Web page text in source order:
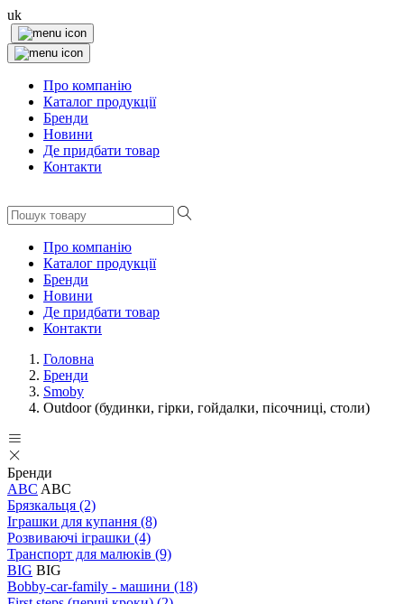
uk
Про компанію
Каталог продукції
Бренди
Новини
Де придбати товар
Контакти
Про компанію
Каталог продукції
Бренди
Новини
Де придбати товар
Контакти
Головна
Бренди
Smoby
Outdoor (будинки, гірки, гойдалки, пісочниці, столи)
Бренди
ABC ABC
Брязкальця (2)
Іграшки для купання (8)
Розвиваючі іграшки (4)
Транспорт для малюків (9)
BIG BIG
Bobby-car-family - машини (18)